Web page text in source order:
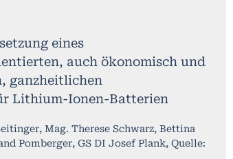
eines
auch ökonomisch und
ganzheitlichen
Lithium-Ionen-Batterien
Mag. Therese Schwarz, Bettina
Pomberger, GS DI Josef Plank, Quelle: